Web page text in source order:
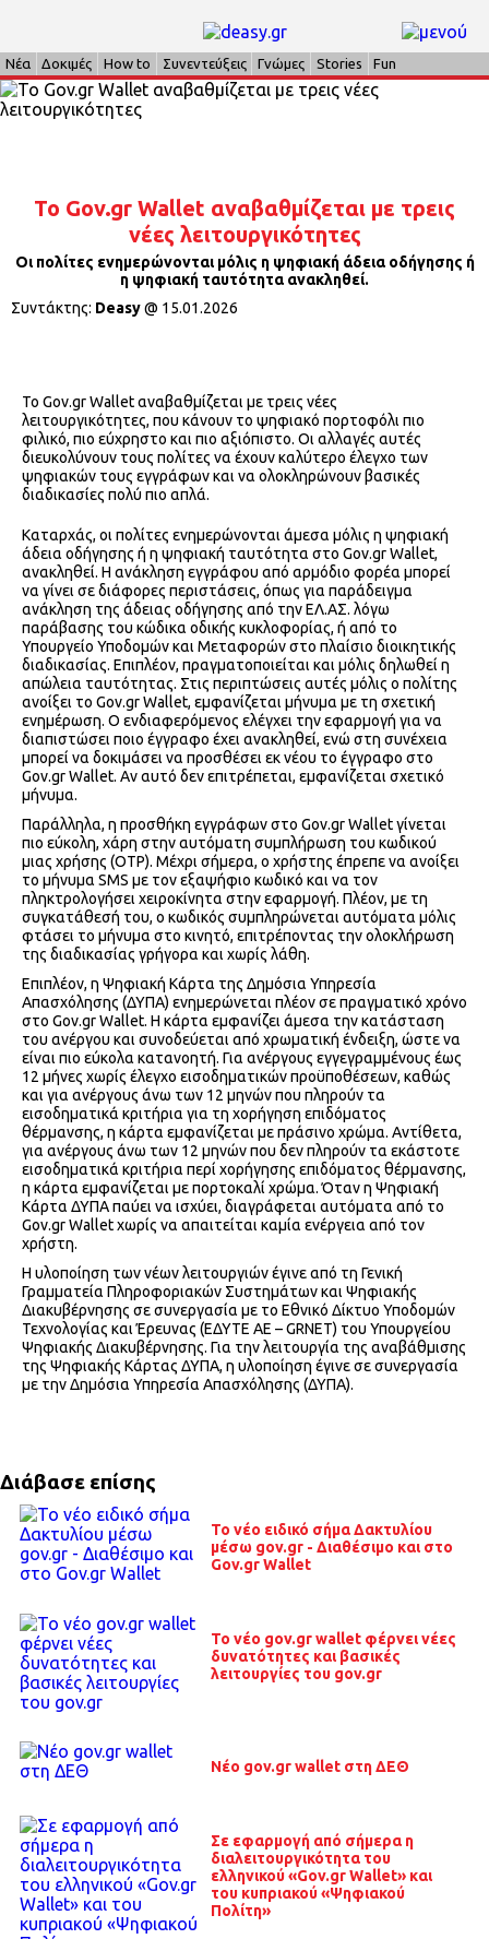
Νέα Δοκιμές How to Συνεντεύξεις Γνώμες Stories Fun
Το Gov.gr Wallet αναβαθμίζεται με τρεις
νέες λειτουργικότητες
Οι πολίτες ενημερώνονται μόλις η ψηφιακή άδεια οδήγησης ή
η ψηφιακή ταυτότητα ανακληθεί.
Συντάκτης: Deasy@ 15.01.2026
Το Gov.gr Wallet αναβαθμίζεται με τρεις νέες
λειτουργικότητες, που κάνουν το ψηφιακό πορτοφόλι πιο
φιλικό, πιο εύχρηστο και πιο αξιόπιστο. Οι αλλαγές αυτές
διευκολύνουν τους πολίτες να έχουν καλύτερο έλεγχο των
ψηφιακών τους εγγράφων και να ολοκληρώνουν βασικές
διαδικασίες πολύ πιο απλά.
Καταρχάς, οι πολίτες ενημερώνονται άμεσα μόλις η ψηφιακή
άδεια οδήγησης ή η ψηφιακή ταυτότητα στο Gov.gr Wallet,
ανακληθεί. Η ανάκληση εγγράφου από αρμόδιο φορέα μπορεί
να γίνει σε διάφορες περιστάσεις, όπως για παράδειγμα
ανάκληση της άδειας οδήγησης από την ΕΛ.ΑΣ. λόγω
παράβασης του κώδικα οδικής κυκλοφορίας, ή από το
Υπουργείο Υποδομών και Μεταφορών στο πλαίσιο διοικητικής
διαδικασίας. Επιπλέον, πραγματοποιείται και μόλις δηλωθεί η
απώλεια ταυτότητας. Στις περιπτώσεις αυτές μόλις ο πολίτης
ανοίξει το Gov.gr Wallet, εμφανίζεται μήνυμα με τη σχετική
ενημέρωση. Ο ενδιαφερόμενος ελέγχει την εφαρμογή για να
διαπιστώσει ποιο έγγραφο έχει ανακληθεί, ενώ στη συνέχεια
μπορεί να δοκιμάσει να προσθέσει εκ νέου το έγγραφο στο
Gov.gr Wallet. Αν αυτό δεν επιτρέπεται, εμφανίζεται σχετικό
μήνυμα.
Παράλληλα, η προσθήκη εγγράφων στο Gov.gr Wallet γίνεται
πιο εύκολη, χάρη στην αυτόματη συμπλήρωση του κωδικού
μιας χρήσης (OTP). Μέχρι σήμερα, ο χρήστης έπρεπε να ανοίξει
το μήνυμα SMS με τον εξαψήφιο κωδικό και να τον
πληκτρολογήσει χειροκίνητα στην εφαρμογή. Πλέον, με τη
συγκατάθεσή του, ο κωδικός συμπληρώνεται αυτόματα μόλις
φτάσει το μήνυμα στο κινητό, επιτρέποντας την ολοκλήρωση
της διαδικασίας γρήγορα και χωρίς λάθη.
Επιπλέον, η Ψηφιακή Κάρτα της Δημόσια Υπηρεσία
Απασχόλησης (ΔΥΠΑ) ενημερώνεται πλέον σε πραγματικό χρόνο
στο Gov.gr Wallet. Η κάρτα εμφανίζει άμεσα την κατάσταση
του ανέργου και συνοδεύεται από χρωματική ένδειξη, ώστε να
είναι πιο εύκολα κατανοητή. Για ανέργους εγγεγραμμένους έως
12 μήνες χωρίς έλεγχο εισοδηματικών προϋποθέσεων, καθώς
και για ανέργους άνω των 12 μηνών που πληρούν τα
εισοδηματικά κριτήρια για τη χορήγηση επιδόματος
θέρμανσης, η κάρτα εμφανίζεται με πράσινο χρώμα. Αντίθετα,
για ανέργους άνω των 12 μηνών που δεν πληρούν τα εκάστοτε
εισοδηματικά κριτήρια περί χορήγησης επιδόματος θέρμανσης,
η κάρτα εμφανίζεται με πορτοκαλί χρώμα. Όταν η Ψηφιακή
Κάρτα ΔΥΠΑ παύει να ισχύει, διαγράφεται αυτόματα από το
Gov.gr Wallet χωρίς να απαιτείται καμία ενέργεια από τον
χρήστη.
Η υλοποίηση των νέων λειτουργιών έγινε από τη Γενική
Γραμματεία Πληροφοριακών Συστημάτων και Ψηφιακής
Διακυβέρνησης σε συνεργασία με το Εθνικό Δίκτυο Υποδομών
Τεχνολογίας και Έρευνας (ΕΔΥΤΕ ΑΕ – GRNET) του Υπουργείου
Ψηφιακής Διακυβέρνησης. Για την λειτουργία της αναβάθμισης
της Ψηφιακής Κάρτας ΔΥΠΑ, η υλοποίηση έγινε σε συνεργασία
με την Δημόσια Υπηρεσία Απασχόλησης (ΔΥΠΑ).
Διάβασε επίσης
Το νέο ειδικό σήμα Δακτυλίου
μέσω gov.gr - Διαθέσιμο και στο
Gov.gr Wallet
To νέο gov.gr wallet φέρνει νέες
δυνατότητες και βασικές
λειτουργίες του gov.gr
Nέο gov.gr wallet στη ΔΕΘ
Σε εφαρμογή από σήμερα η
διαλειτουργικότητα του
ελληνικού «Gov.gr Wallet» και
του κυπριακού «Ψηφιακού
Πολίτη»